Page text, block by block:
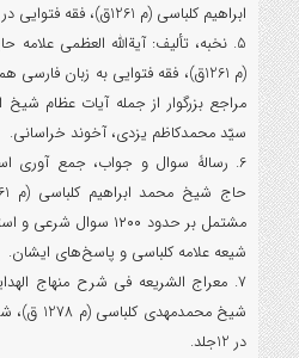
ابراهیم کلباسی (م 1261ق)، فقه فتوایی در آداب و عبادات به زبان فارسی.
5. نخبه، تألیف: آیةالله العظمی
مراجع بزرگوار از جمله آیات عظام شیخ
سیّد محمدکاظم یزدی، آخوند خراسانی.
6. رسالۀ سوال و جواب، جمع آوری
مشتمل بر حدود ۱۲۰۰
شیعه علامه کلباسی و پاسخ‌های ایشان.
7. معراج الشریعه فی شرح منهاج
شیخ
در 12جلد.